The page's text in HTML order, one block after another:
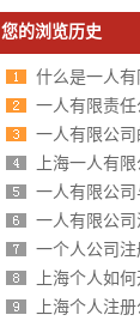
您的浏览历史
什么是一人有
一人有限责
一人有限公司
上海一人有
一人有限公
一个人公司
上海个人如何
上海个人注